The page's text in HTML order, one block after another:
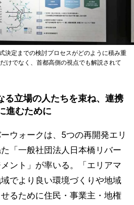
決定までの検討プロセスがどのように積み重
けでなく、首都高側の視点でも解説されて
立場の人たちを束ね、連携
進むために
ウォークは、5つの再開発エリ
「一般社団法人日本橋リバー
ント」が率いる。「エリアマ
でより良い環境づくりや地域
るために住民・事業主・地権